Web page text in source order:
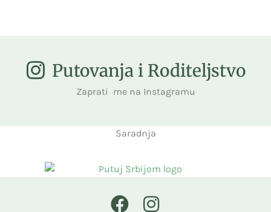
Putovanja i Roditeljstvo
Zaprati me na Instagramu
Saradnja